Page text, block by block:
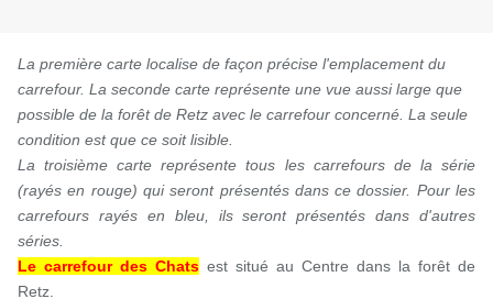
La première carte localise de façon précise l'emplacement du
carrefour. La seconde carte représente une vue aussi large que
possible de la forêt de Retz avec le carrefour concerné. La seule
condition est que ce soit lisible.
La troisième carte représente tous les carrefours de la série
(rayés en rouge) qui seront présentés dans ce dossier. Pour les
carrefours rayés en bleu, ils seront présentés dans d'autres
séries.
Le carrefour des Chats est situé au Centre dans la forêt de
Retz.